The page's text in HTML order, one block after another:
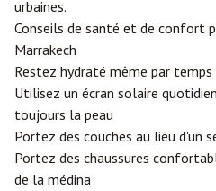
urbaines.
Conseils de santé et de confort
Marrakech
Restez hydraté même par
Utilisez un écran solaire
toujours la peau
Portez des couches au lieu d'un
Portez des chaussures
de la médina